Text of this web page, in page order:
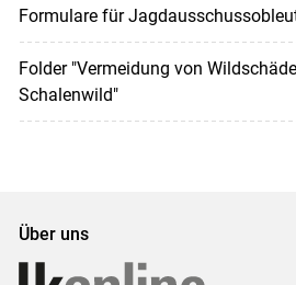
Formulare für
Folder "Vermeidung von
Schalenwild"
Über uns